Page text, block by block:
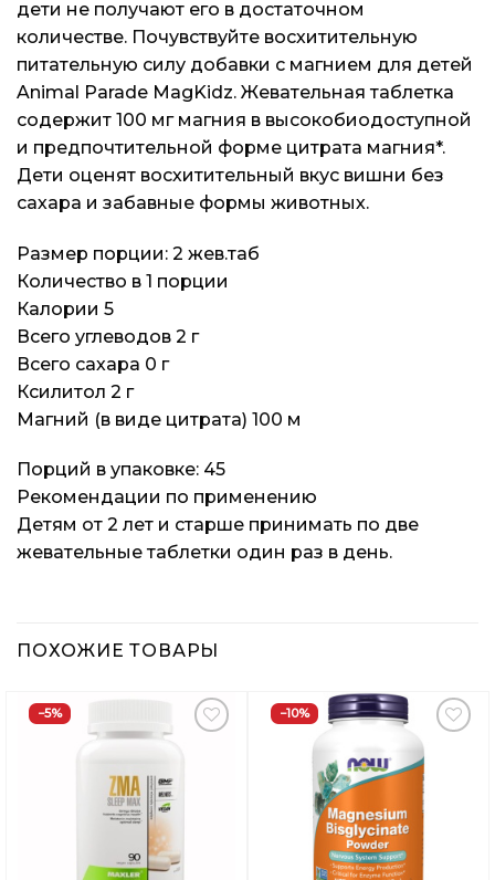
дети не получают его в достаточном
количестве. Почувствуйте восхитительную
питательную силу добавки с магнием для детей
Animal Parade MagKidz. Жевательная таблетка
содержит 100 мг магния в высокобиодоступной
и предпочтительной форме цитрата магния*.
Дети оценят восхитительный вкус вишни без
сахара и забавные формы животных.
Размер порции: 2 жев.таб
Количество в 1 порции
Калории 5
Всего углеводов 2 г
Всего сахара 0 г
Ксилитол 2 г
Магний (в виде цитрата) 100 м
Порций в упаковке: 45
Рекомендации по применению
Детям от 2 лет и старше принимать по две
жевательные таблетки один раз в день.
ПОХОЖИЕ ТОВАРЫ
−5%
Вишлист
−10%
Добавить
Вишлист